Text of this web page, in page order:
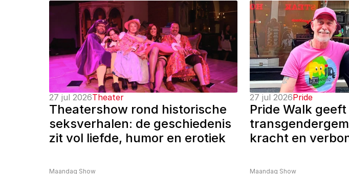
27 jul 2026Theater
Theatershow rond historische
seksverhalen: de geschiedenis
zit vol liefde, humor en erotiek
Maandag Show
27 jul 2026Pride
Pride Walk geeft
kracht en
Maandag Show